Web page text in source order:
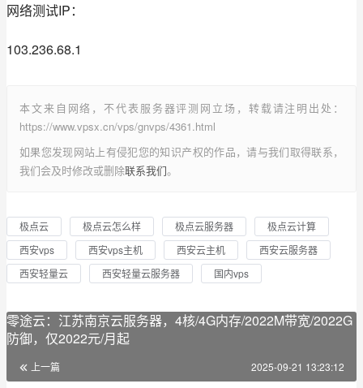
网络测试IP：
103.236.68.1
本文来自网络，不代表服务器评测网立场，转载请注明出处：
https://www.vpsx.cn/vps/gnvps/4361.html
如果您发现网站上有侵犯您的知识产权的作品，请与我们取得联系，
我们会及时修改或删除联系我们。
极点云 极点云怎么样 极点云服务器
极点云计算
西安vps
西安vps主机 西安云主机
西安云服务器
西安轻量云
西安轻量云服务器 国内vps
零途云：江苏南京云服务器，4核/4G内存/2022M带宽/2022G
防御，仅2022元/月起
上一篇 2025-09-21 13:23:12